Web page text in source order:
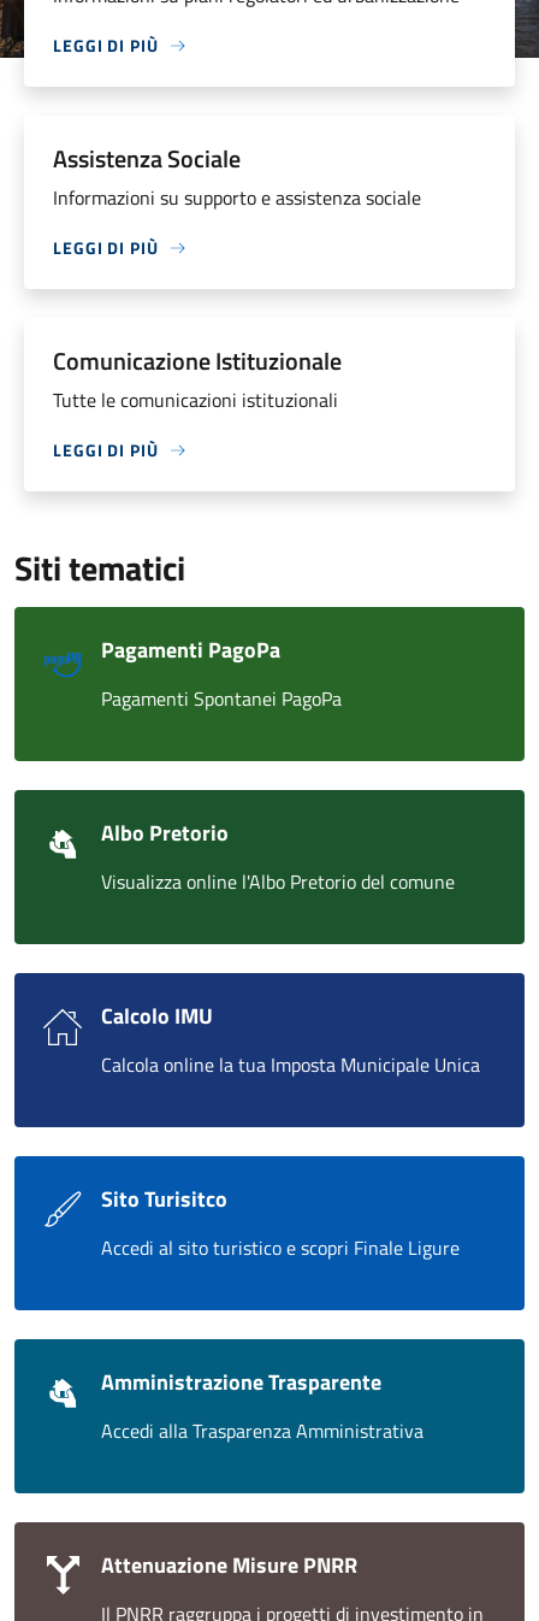
LEGGI DI PIÙ
Assistenza Sociale
Informazioni su supporto e assistenza sociale
LEGGI DI PIÙ
Comunicazione Istituzionale
Tutte le comunicazioni istituzionali
LEGGI DI PIÙ
Siti tematici
Pagamenti PagoPa
Pagamenti Spontanei PagoPa
Albo Pretorio
Visualizza online l'Albo Pretorio del comune
Calcolo IMU
Calcola online la tua Imposta Municipale Unica
Sito Turisitco
Accedi al sito turistico e scopri Finale Ligure
Amministrazione Trasparente
Accedi alla Trasparenza Amministrativa
Attenuazione Misure PNRR
Il PNRR raggruppa i progetti di investimento in